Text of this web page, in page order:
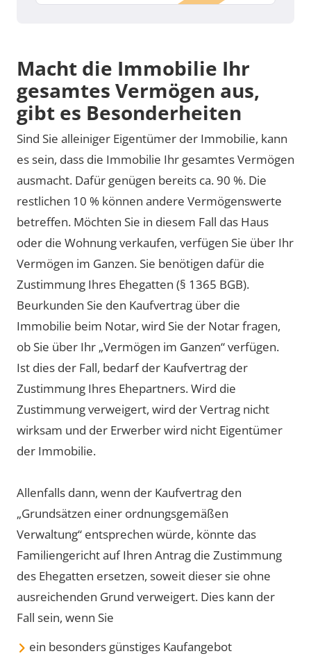
Macht die Immobilie Ihr
gesamtes Vermögen aus,
gibt es Besonderheiten
Sind Sie alleiniger Eigentümer der Immobilie, kann
es sein, dass die Immobilie Ihr gesamtes Vermögen
ausmacht. Dafür genügen bereits ca. 90 %. Die
restlichen 10 % können andere Vermögenswerte
betreffen. Möchten Sie in diesem Fall das Haus
oder die Wohnung verkaufen, verfügen Sie über Ihr
Vermögen im Ganzen. Sie benötigen dafür die
Zustimmung Ihres Ehegatten (§ 1365 BGB).
Beurkunden Sie den Kaufvertrag über die
Immobilie beim Notar, wird Sie der Notar fragen,
ob Sie über Ihr „Vermögen im Ganzen“ verfügen.
Ist dies der Fall, bedarf der Kaufvertrag der
Zustimmung Ihres Ehepartners. Wird die
Zustimmung verweigert, wird der Vertrag nicht
wirksam und der Erwerber wird nicht Eigentümer
der Immobilie.
Allenfalls dann, wenn der Kaufvertrag den
„Grundsätzen einer ordnungsgemäßen
Verwaltung“ entsprechen würde, könnte das
Familiengericht auf Ihren Antrag die Zustimmung
des Ehegatten ersetzen, soweit dieser sie ohne
ausreichenden Grund verweigert. Dies kann der
Fall sein, wenn Sie
ein besonders günstiges Kaufangebot